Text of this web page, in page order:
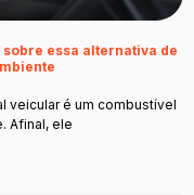
essa alternativa de
veicular é um combustível
Afinal, ele